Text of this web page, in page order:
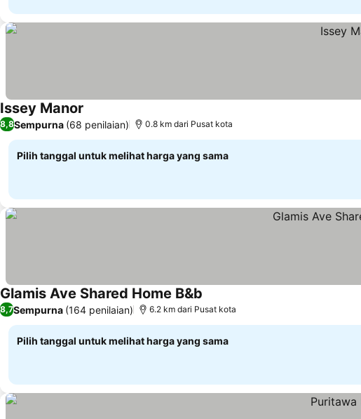
Issey Manor Lihat harga
8,8Sempurna (68 penilaian) 0.8 km dari Pusat kota
Pilih tanggal untuk melihat harga yang sama
Glamis Ave Shared Home B&b
8,7Sempurna (164 penilaian) 6.2 km dari Pusat kota
Pilih tanggal untuk melihat harga yang sama